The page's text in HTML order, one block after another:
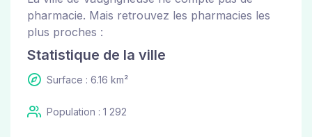
pharmacie. Mais retrouvez les pharmacies les
plus proches :
Statistique de la ville
Surface : 6.16 km²
Population : 1 292